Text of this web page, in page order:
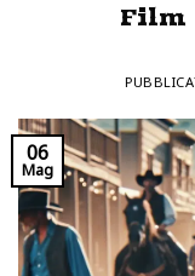
Film
06
Mag